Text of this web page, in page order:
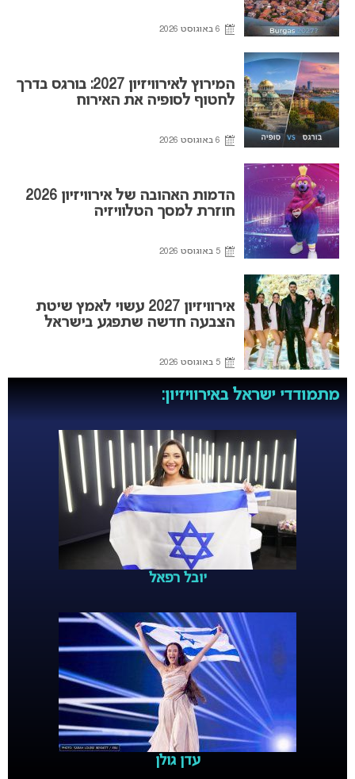
6 באוגוסט 2026
המירוץ לאירוויזיון 2027: בורגס בדרך
לחטוף לסופיה את האירוח
6 באוגוסט 2026
הדמות האהובה של אירוויזיון 2026
חוזרת למסך הטלוויזיה
5 באוגוסט 2026
אירוויזיון 2027 עשוי לאמץ שיטת
הצבעה חדשה שתפגע בישראל
5 באוגוסט 2026
מתמודדי ישראל באירוויזיון:
יובל רפאל
עדן גולן